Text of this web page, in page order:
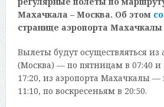
Махачкала – Москва. Об этом
странице аэропорта
Вылеты будут осуществляться из
(Москва) — по пятницам в 07:40 и
17:20, из аэропорта Махачкалы
11:10, по воскресеньям в 20:50.